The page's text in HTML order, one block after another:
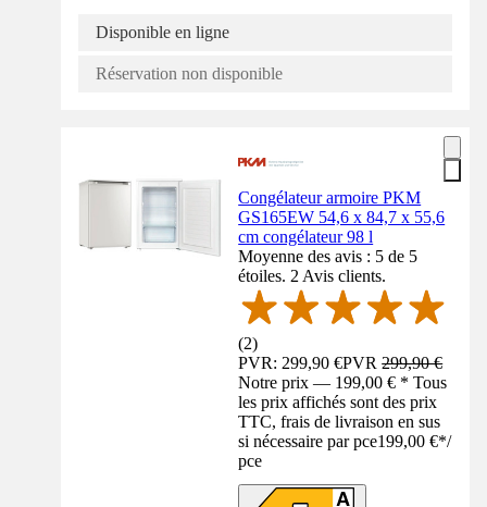
Disponible en ligne
Réservation non disponible
Congélateur armoire PKM
GS165EW 54,6 x 84,7 x 55,6
cm congélateur 98 l
Moyenne des avis : 5 de 5
étoiles. 2 Avis clients.
(2)
PVR: 299,90 €PVR299,90 €
Notre prix — 199,00 € * Tous
les prix affichés sont des prix
TTC, frais de livraison en sus
si nécessaire par pce199,00 €*/
pce